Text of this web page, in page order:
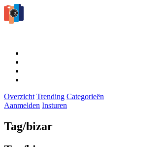
Overzicht Trending Categorieën
Aanmelden Insturen
Tag/bizar